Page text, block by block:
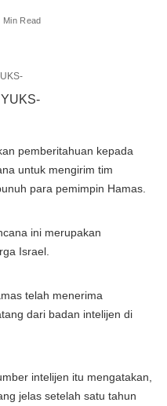
Min Read
pemberitahuan kepada
untuk mengirim tim
para pemimpin Hamas.
ini merupakan
Israel.
telah menerima
dari badan intelijen di
intelijen itu mengatakan,
jelas setelah satu tahun